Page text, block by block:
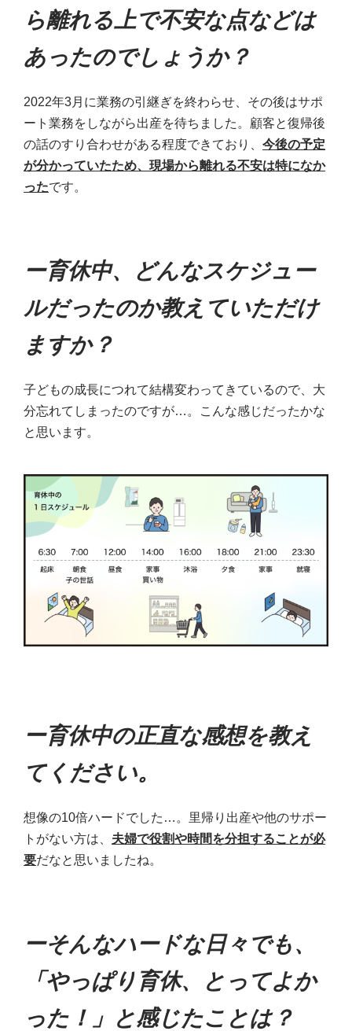
ら離れる上で不安な点などは
あったのでしょうか？
2022年3月に業務の引継ぎを終わらせ、その後はサポ
ート業務をしながら出産を待ちました。顧客と復帰後
の話のすり合わせがある程度できており、 今後の予定
が分かっていたため、現場から離れる不安は特になか
ったです。
ー育休中、どんなスケジュー
ルだったのか教えていただけ
ますか？
子どもの成長につれて結構変わってきているので、大
分忘れてしまったのですが…。こんな感じだったかな
と思います。
ー育休中の正直な感想を教え
てください。
想像の10倍ハードでした…。里帰り出産や他のサポー
トがない方は、 夫婦で役割や時間を分担することが必
要だなと思いましたね。
ーそんなハードな日々でも、
「やっぱり育休、とってよか
った！」と感じたことは？